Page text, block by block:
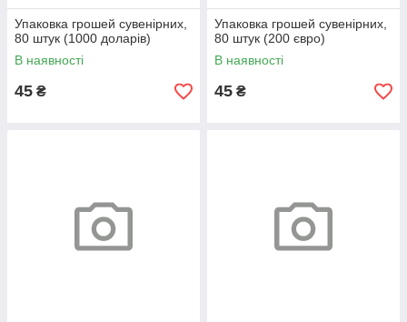
Упаковка грошей сувенірних,
80 штук (1000 доларів)
В наявності
45 ₴
Упаковка грошей сувенірних,
80 штук (200 євро)
В наявності
45 ₴